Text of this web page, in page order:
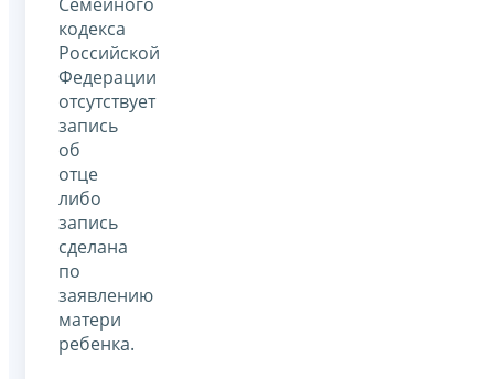
кодекса
Российской
Федерации
отсутствует
запись
об
отце
либо
запись
сделана
по
заявлению
матери
ребенка.